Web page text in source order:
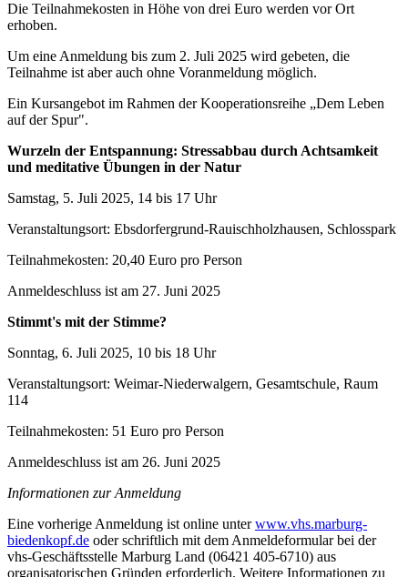
Die Teilnahmekosten in Höhe von drei Euro werden vor Ort
erhoben.
Um eine Anmeldung bis zum 2. Juli 2025 wird gebeten, die
Teilnahme ist aber auch ohne Voranmeldung möglich.
Ein Kursangebot im Rahmen der Kooperationsreihe „Dem Leben
auf der Spur".
Wurzeln der Entspannung: Stressabbau durch Achtsamkeit
und meditative Übungen in der Natur
Samstag, 5. Juli 2025, 14 bis 17 Uhr
Veranstaltungsort: Ebsdorfergrund-Rauischholzhausen, Schlosspark
Teilnahmekosten: 20,40 Euro pro Person
Anmeldeschluss ist am 27. Juni 2025
Stimmt's mit der Stimme?
Sonntag, 6. Juli 2025, 10 bis 18 Uhr
Veranstaltungsort: Weimar-Niederwalgern, Gesamtschule, Raum
114
Teilnahmekosten: 51 Euro pro Person
Anmeldeschluss ist am 26. Juni 2025
Informationen zur Anmeldung
Eine vorherige Anmeldung ist online unterwww.vhs.marburg-
biedenkopf.de oder schriftlich mit dem Anmeldeformular bei der
vhs-Geschäftsstelle Marburg Land (06421 405-6710) aus
organisatorischen Gründen erforderlich. Weitere Informationen zu